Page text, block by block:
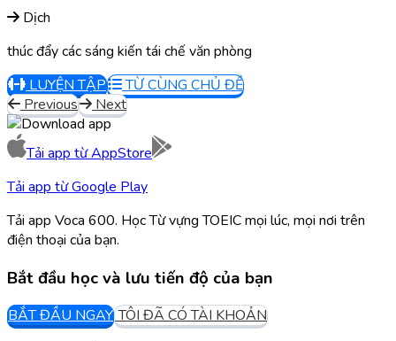
Dịch
thúc đẩy các sáng kiến tái chế văn phòng
LUYỆN TẬP
TỪ CÙNG CHỦ ĐỀ
Previous
Next
Tải app từAppStore
Tải app từGoogle Play
Tải app Voca 600. Học Từ vựng TOEIC mọi lúc, mọi nơi trên
điện thoại của bạn.
Bắt đầu học và lưu tiến độ của bạn
BẮT ĐẦU NGAY TÔI ĐÃ CÓ TÀI KHOẢN